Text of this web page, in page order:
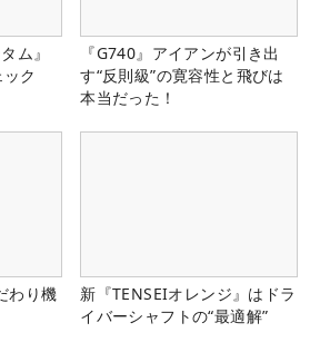
ム』
ク
『G740』アイアンが引き出
す“反則級”の寛容性と飛びは
本当だった！
わり機
新『TENSEIオレンジ』はドラ
イバーシャフトの“最適解”